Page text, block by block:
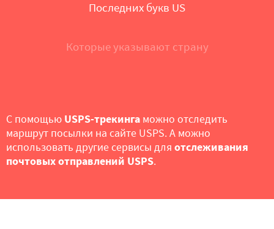
Последних букв US
Которые указывают страну
С помощью USPS-трекингаможно отследить
маршрут посылки на сайте USPS. А можно
использовать другиесервисы для отслеживания
почтовых отправлений USPS.